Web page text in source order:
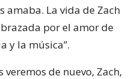
amaba. La vida de Zach
por el amor de
y la música”.
veremos de nuevo, Zach,